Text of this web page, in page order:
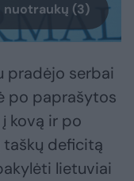
nuotraukų (3)
pradėjo serbai
po paprašytos
kovą ir po
deficitą
lietuviai